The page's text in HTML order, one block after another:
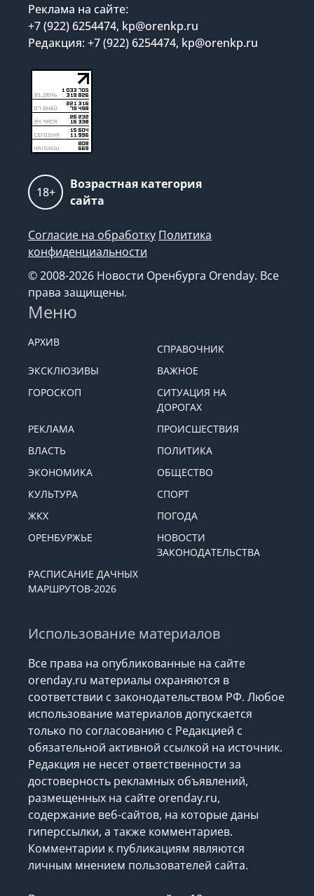
Реклама на сайте:
+7 (922) 6254474, kp@orenkp.ru
Редакция: +7 (922) 6254474, kp@orenkp.ru
18+
Возрастная категория
сайта
Согласие на обработку Политика
конфиденциальности
© 2008-2026 Новости Оренбурга Orenday. Все
права защищены.
Меню
АРХИВ
СПРАВОЧНИК
ЭКСКЛЮЗИВЫ
ВАЖНОЕ
ГОРОСКОП
СИТУАЦИЯ НА
ДОРОГАХ
РЕКЛАМА
ПРОИСШЕСТВИЯ
ВЛАСТЬ
ПОЛИТИКА
ЭКОНОМИКА
ОБЩЕСТВО
КУЛЬТУРА
СПОРТ
ЖКХ
ПОГОДА
ОРЕНБУРЖЬЕ
НОВОСТИ
ЗАКОНОДАТЕЛЬСТВА
РАСПИСАНИЕ ДАЧНЫХ
МАРШРУТОВ-2026
Использование материалов
Все права на опубликованные на сайте
orenday.ru материалы охраняются в
соответствии с законодательством РФ. Любое
использование материалов допускается
только по согласованию с Редакцией с
обязательной активной ссылкой на источник.
Редакция не несет ответственности за
достоверность рекламных объявлений,
размещенных на сайте orenday.ru,
содержание веб-сайтов, на которые даны
гиперссылки, а также комментариев.
Комментарии к публикациям являются
личным мнением пользователей сайта.